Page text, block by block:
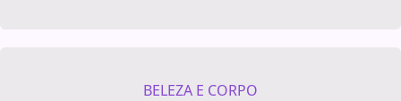
BELEZA E CORPO